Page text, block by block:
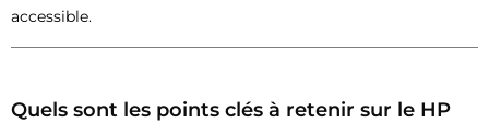
accessible.
Quels sont les points clés à retenir sur le HP